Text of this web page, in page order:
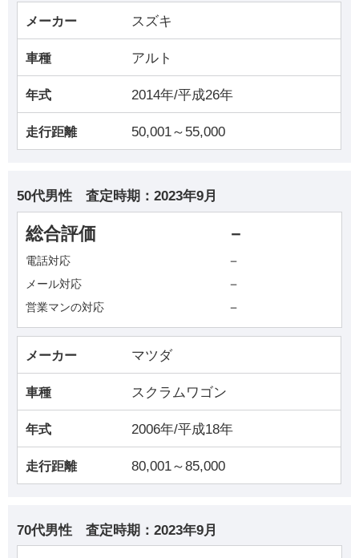
メーカー スズキ
車種 アルト
年式 2014年/平成26年
走行距離 50,001～55,000
50代男性 査定時期： 2023年9月
総合評価 －
電話対応 －
メール対応 －
営業マンの対応 －
メーカー マツダ
車種 スクラムワゴン
年式 2006年/平成18年
走行距離 80,001～85,000
70代男性 査定時期： 2023年9月